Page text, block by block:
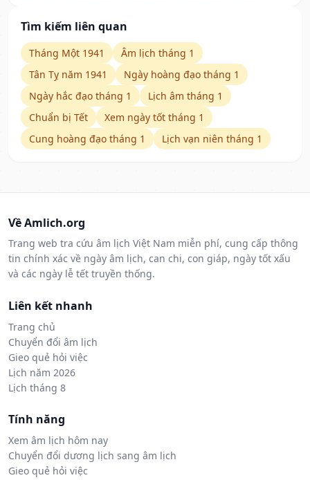
Tìm kiếm liên quan
Tháng Một 1941
Âm lịch tháng 1
Tân Tỵ năm 1941
Ngày hoàng đạo tháng 1
Ngày hắc đạo tháng 1
Lịch âm tháng 1
Chuẩn bị Tết
Xem ngày tốt tháng 1
Cung hoàng đạo tháng 1
Lịch vạn niên tháng 1
Về Amlich.org
Trang web tra cứu âm lịch Việt Nam miễn phí, cung cấp thông
tin chính xác về ngày âm lịch, can chi, con giáp, ngày tốt xấu
và các ngày lễ tết truyền thống.
Liên kết nhanh
Trang chủ
Chuyển đổi âm lịch
Gieo quẻ hỏi việc
Lịch năm 2026
Lịch tháng 8
Tính năng
Xem âm lịch hôm nay
Chuyển đổi dương lịch sang âm lịch
Gieo quẻ hỏi việc